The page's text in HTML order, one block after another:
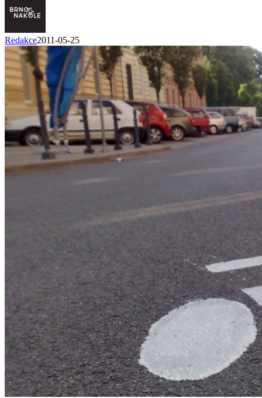
Redakce2011-05-25